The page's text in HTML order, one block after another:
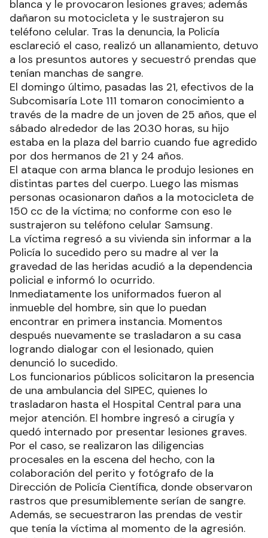
blanca y le provocaron lesiones graves; además
dañaron su motocicleta y le sustrajeron su
teléfono celular. Tras la denuncia, la Policía
esclareció el caso, realizó un allanamiento, detuvo
a los presuntos autores y secuestró prendas que
tenían manchas de sangre.
El domingo último, pasadas las 21, efectivos de la
Subcomisaría Lote 111 tomaron conocimiento a
través de la madre de un joven de 25 años, que el
sábado alrededor de las 20.30 horas, su hijo
estaba en la plaza del barrio cuando fue agredido
por dos hermanos de 21 y 24 años.
El ataque con arma blanca le produjo lesiones en
distintas partes del cuerpo. Luego las mismas
personas ocasionaron daños a la motocicleta de
150 cc de la víctima; no conforme con eso le
sustrajeron su teléfono celular Samsung.
La víctima regresó a su vivienda sin informar a la
Policía lo sucedido pero su madre al ver la
gravedad de las heridas acudió a la dependencia
policial e informó lo ocurrido.
Inmediatamente los uniformados fueron al
inmueble del hombre, sin que lo puedan
encontrar en primera instancia. Momentos
después nuevamente se trasladaron a su casa
logrando dialogar con el lesionado, quien
denunció lo sucedido.
Los funcionarios públicos solicitaron la presencia
de una ambulancia del SIPEC, quienes lo
trasladaron hasta el Hospital Central para una
mejor atención. El hombre ingresó a cirugía y
quedó internado por presentar lesiones graves.
Por el caso, se realizaron las diligencias
procesales en la escena del hecho, con la
colaboración del perito y fotógrafo de la
Dirección de Policía Científica, donde observaron
rastros que presumiblemente serían de sangre.
Además, se secuestraron las prendas de vestir
que tenía la víctima al momento de la agresión.